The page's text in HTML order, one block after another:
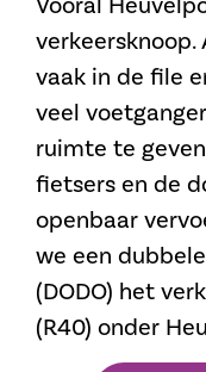
verkeersknoop.
vaak in de file
veel
ruimte te
fietsers en de
openbaar
we een
(DODO) het
(R40) onder